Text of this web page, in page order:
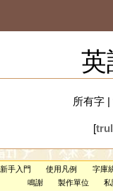
所有字|
[
新手入門 使用凡例 字庫
鳴謝
製作單位 私